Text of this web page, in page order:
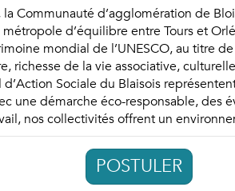
Communauté d’agglomération de
d’équilibre entre Tours et
mondial de l’UNESCO, au titre
richesse de la vie associative,
Sociale du Blaisois
une démarche éco-responsable, des
nos collectivités offrent un
POSTULER